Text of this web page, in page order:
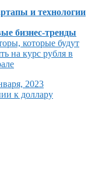
и технологии
бизнес-тренды
которые будут
на курс рубля в
2023
к доллару